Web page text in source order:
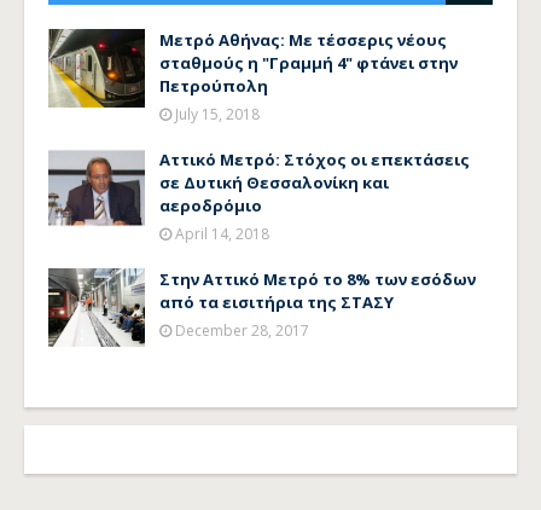
Μετρό Αθήνας: Με τέσσερις νέους
σταθμούς η "Γραμμή 4" φτάνει στην
Πετρούπολη
July 15, 2018
Αττικό Μετρό: Στόχος οι επεκτάσεις
σε Δυτική Θεσσαλονίκη και
αεροδρόμιο
April 14, 2018
Στην Αττικό Μετρό το 8% των εσόδων
από τα εισιτήρια της ΣΤΑΣΥ
December 28, 2017